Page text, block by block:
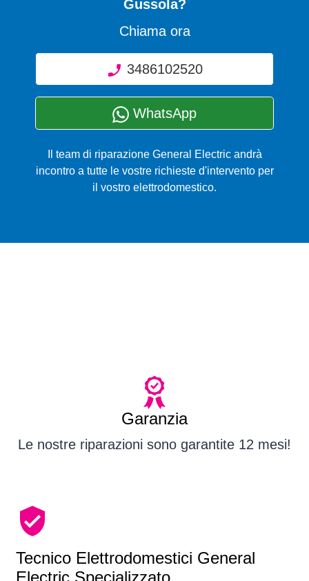
Gussola?
Chiama ora
3486102520
WhatsApp
Il team di riparazione General Electric andrà
incontro a tutte le vostre richieste d'intervento per
il vostro elettrodomestico.
Garanzia
Le nostre riparazioni sono garantite 12 mesi!
Tecnico Elettrodomestici General